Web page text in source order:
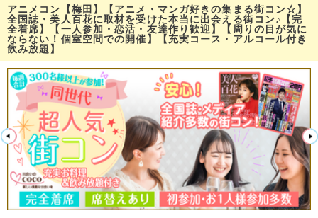
アニメコン【梅田】【アニメ・マンガ好きの集まる街コン☆】
全国誌・美人百花に取材を受けた本当に出会える街コン♪【完
全着席】【一人参加・恋活・友達作り歓迎】【周りの目が気に
ならない！個室空間での開催】【充実コース・アルコール付き
飲み放題】